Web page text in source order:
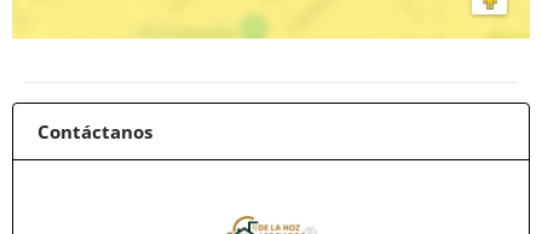
Contáctanos